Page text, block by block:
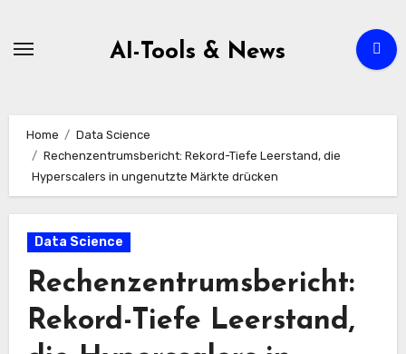
AI-Tools & News
Home
Data Science
Rechenzentrumsbericht: Rekord-Tiefe Leerstand, die
Hyperscalers in ungenutzte Märkte drücken
Data Science
Rechenzentrumsbericht:
Rekord-Tiefe Leerstand,